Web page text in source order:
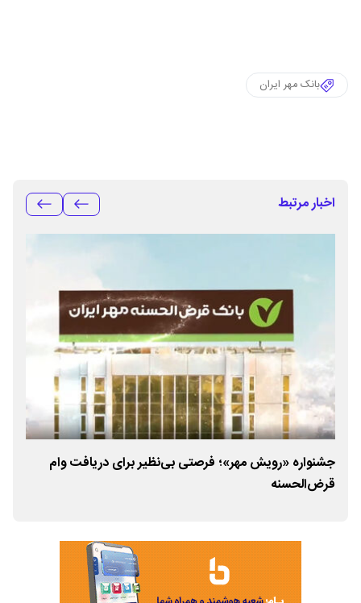
بانک مهر ایران
اخبار مرتبط
جشنواره «رویش مهر»؛ فرصتی بی‌نظیر برای دریافت وام
قرض‎‌الحسنه